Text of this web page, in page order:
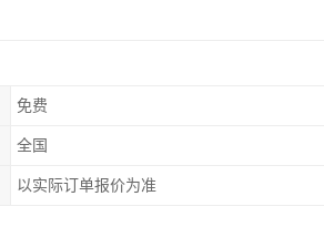
免费
全国
以实际订单报价为准